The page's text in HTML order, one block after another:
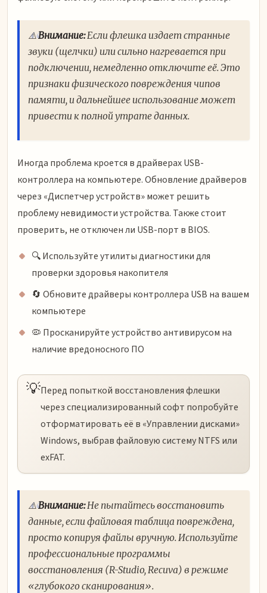
⚠️Внимание:Если флешка издает странные
звуки (щелчки) или сильно нагревается при
подключении, немедленно отключите её. Это
признаки физического повреждения чипов
памяти, и дальнейшее использование может
привести к полной утрате данных.
Иногда проблема кроется в драйверах USB-
контроллера на компьютере. Обновление драйверов
через «Диспетчер устройств» может решить
проблему невидимости устройства. Также стоит
проверить, не отключен ли USB-порт в BIOS.
🔍 Используйте утилиты диагностики для
проверки здоровья накопителя
🔄 Обновите драйверы контроллера USB на вашем
компьютере
🦠 Просканируйте устройство антивирусом на
наличие вредоносного ПО
💡Перед попыткой восстановления флешки
через специализированный софт попробуйте
отформатировать её в «Управлении дисками»
Windows, выбрав файловую систему NTFS или
exFAT.
⚠️Внимание:Не пытайтесь восстановить
данные, если файловая таблица повреждена,
просто копируя файлы вручную. Используйте
профессиональные программы
восстановления (R-Studio, Recuva) в режиме
«глубокого сканирования».